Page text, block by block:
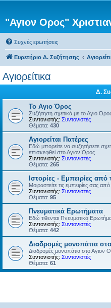
"Αγιον Ορος"
Συχνές ερωτήσεις
Ευρετήριο Δ. Συζήτησης
Αγιορείτικα
Δ.
Το Αγιο Όρος
Συζήτηση σχετικά με το Αγιο
Συντονιστής: Συντονιστές
Θέματα: 430
Αγιορείται Πατέρες
Εδώ μπορείτε να συζητήσετε
επισκεφθεί στο Αγιον Όρος
Συντονιστής: Συντονιστές
Θέματα: 265
Ιστορίες - Εμπειρίες
Μοιραστείτε τις εμπειρίες σας
Συντονιστής: Συντονιστές
Θέματα: 95
Πνευματικά Ερωτήματα
Εδώ τίθενται Πνευματικά
Συντονιστής: Συντονιστές
Θέματα: 442
Διαδρομές μονοπάτια
Διαδρομές μονοπάτια στο Αγιον
Συντονιστής: Συντονιστές
Θέματα: 61